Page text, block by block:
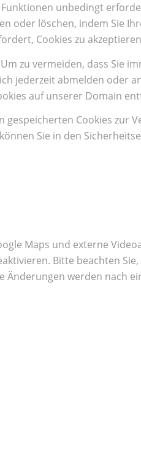
unbedingt
oder löschen, indem Sie
Cookies zu
zu vermeiden, dass Sie
jederzeit abmelden oder
auf unserer Domain
Cookies zur
Sie in den
Maps und externe
Bitte beachten
werden nach